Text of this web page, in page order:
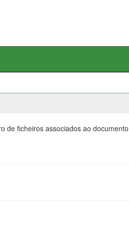
de ficheiros associados ao